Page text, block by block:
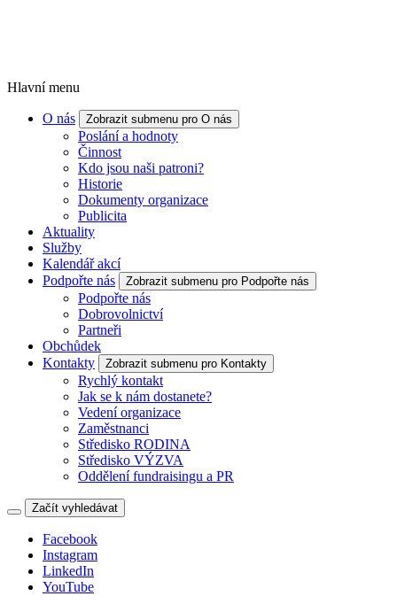
Hlavní menu
O nás Zobrazit submenu pro O nás
Poslání a hodnoty
Činnost
Kdo jsou naši patroni?
Historie
Dokumenty organizace
Publicita
Aktuality
Služby
Kalendář akcí
Podpořte nás
Zobrazit submenu pro Podpořte nás
Podpořte nás
Dobrovolnictví
Partneři
Obchůdek
Kontakty
Zobrazit submenu pro Kontakty
Rychlý kontakt
Jak se k nám dostanete?
Vedení organizace
Zaměstnanci
Středisko RODINA
Středisko VÝZVA
Oddělení fundraisingu a PR
Začít vyhledávat
Facebook
Instagram
LinkedIn
YouTube